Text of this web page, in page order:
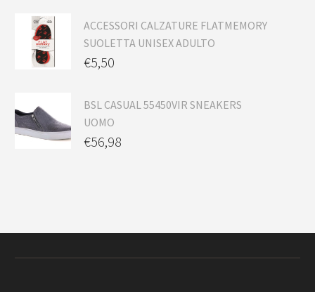
ACCESSORI CALZATURE FLATMEMORY
SUOLETTA UNISEX ADULTO
€5,50
BSL CASUAL 55450VIR SNEAKERS
UOMO
€56,98